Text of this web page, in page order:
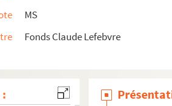
MS
Fonds Claude Lefebvre
Trompeten der Bäume
Trompeten der Bäume - Esquisses